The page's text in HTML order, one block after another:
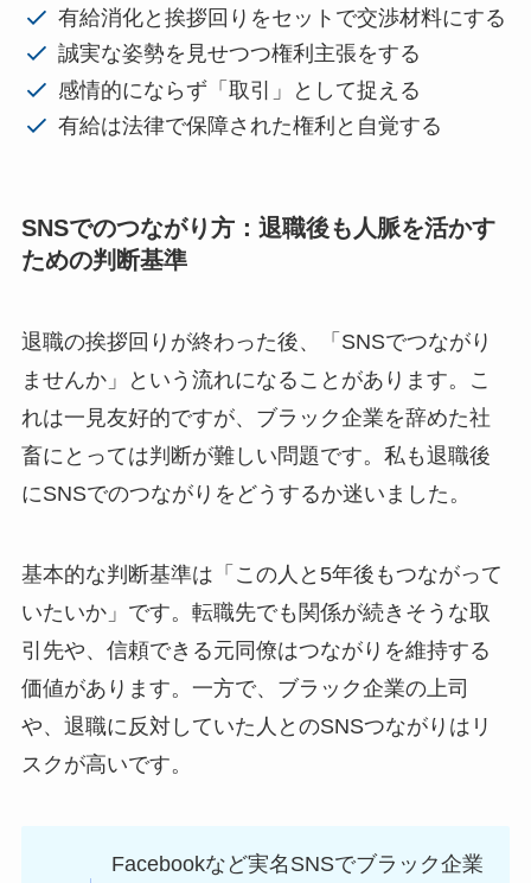
有給消化と挨拶回りをセットで交渉材料にする
誠実な姿勢を見せつつ権利主張をする
感情的にならず「取引」として捉える
有給は法律で保障された権利と自覚する
SNSでのつながり方：退職後も人脈を活かす
ための判断基準
退職の挨拶回りが終わった後、「SNSでつながり
ませんか」という流れになることがあります。こ
れは一見友好的ですが、ブラック企業を辞めた社
畜にとっては判断が難しい問題です。私も退職後
にSNSでのつながりをどうするか迷いました。
基本的な判断基準は「この人と5年後もつながって
いたいか」です。転職先でも関係が続きそうな取
引先や、信頼できる元同僚はつながりを維持する
価値があります。一方で、ブラック企業の上司
や、退職に反対していた人とのSNSつながりはリ
スクが高いです。
Facebookなど実名SNSでブラック企業